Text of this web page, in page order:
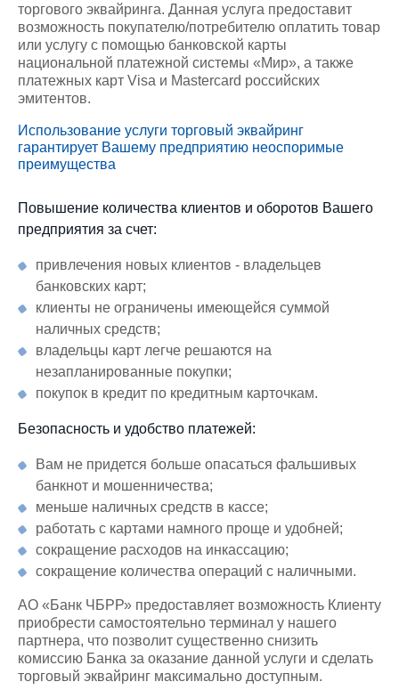
торгового эквайринга. Данная услуга предоставит
возможность покупателю/потребителю оплатить товар
или услугу с помощью банковской карты
национальной платежной системы «Мир», а также
платежных карт Visa и Mastercard российских
эмитентов.
Использование услуги торговый эквайринг
гарантирует Вашему предприятию неоспоримые
преимущества
Повышение количества клиентов и оборотов Вашего
предприятия за счет:
привлечения новых клиентов - владельцев
банковских карт;
клиенты не ограничены имеющейся суммой
наличных средств;
владельцы карт легче решаются на
незапланированные покупки;
покупок в кредит по кредитным карточкам.
Безопасность и удобство платежей:
Вам не придется больше опасаться фальшивых
банкнот и мошенничества;
меньше наличных средств в кассе;
работать с картами намного проще и удобней;
сокращение расходов на инкассацию;
сокращение количества операций с наличными.
АО «Банк ЧБРР» предоставляет возможность Клиенту
приобрести самостоятельно терминал у нашего
партнера, что позволит существенно снизить
комиссию Банка за оказание данной услуги и сделать
торговый эквайринг максимально доступным.